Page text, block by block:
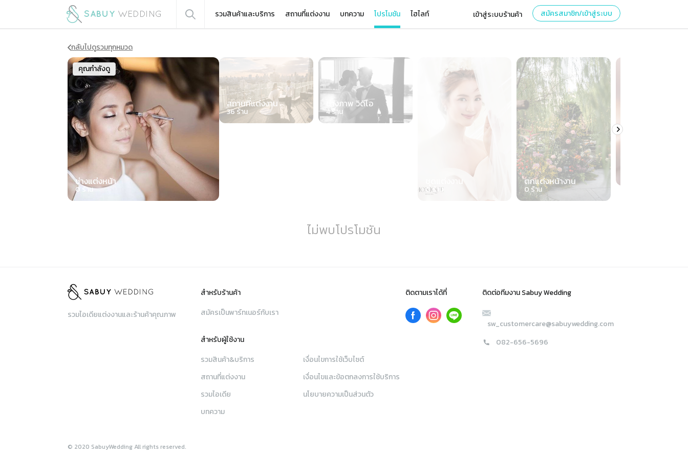
รวมสินค้าและบริการ สถานที่แต่งงาน บทความ โปรโมชัน ไฮไลท์ เข้าสู่ระบบร้านค้า สมัครสมาชิก/เข้าสู่ระบบ
กลับไปดูรวมทุกหมวด
ช่างแต่งหน้า
0 ร้าน
คุณกำลังดู Slide 1 of 7
สถานที่แต่งงาน
36ร้าน
ช่างภาพ วิดีโอ
4ร้าน
ชุดแต่งงาน
0ร้าน
ตกแต่งหน้างาน
0ร้าน
ไม่พบโปรโมชัน
รวมไอเดียแต่งงานและร้านค้าคุณภาพ
สำหรับร้านค้า
สมัครเป็นพาร์ทเนอร์กับเรา
สำหรับผู้ใช้งาน
รวมสินค้า&บริการ
สถานที่แต่งงาน
รวมไอเดีย
บทความ
เงื่อนไขการใช้เว็บไซต์
เงื่อนไขและข้อตกลงการใช้บริการ
นโยบายความเป็นส่วนตัว
ติดตามเราได้ที่ ติดต่อทีมงาน Sabuy Wedding
sw_customercare@sabuywedding.com
082-656-5696
© 2020 SabuyWedding All rights reserved.